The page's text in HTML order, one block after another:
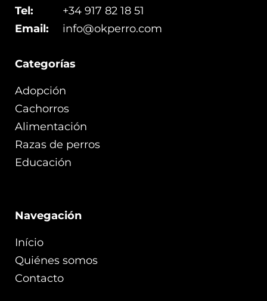
Categorías
Adopción
Cachorros
Alimentación
Razas de perros
Educación
Navegación
Início
Quiénes somos
Contacto
Tel:
+34 917 82 18 51
Email:
info@okperro.com